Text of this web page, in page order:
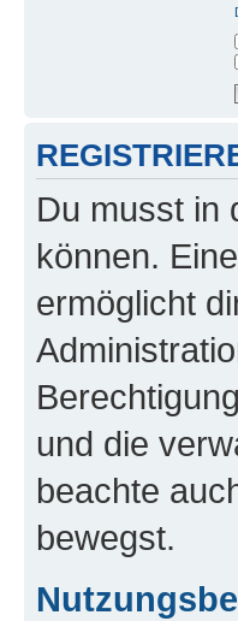
Du musst in
können.
ermöglicht
und die
beachte
bewegst.